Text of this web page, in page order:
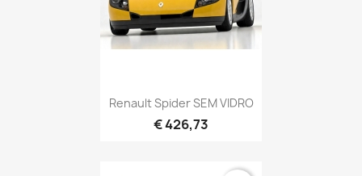
Renault Spider SEM VIDRO
€ 426,73